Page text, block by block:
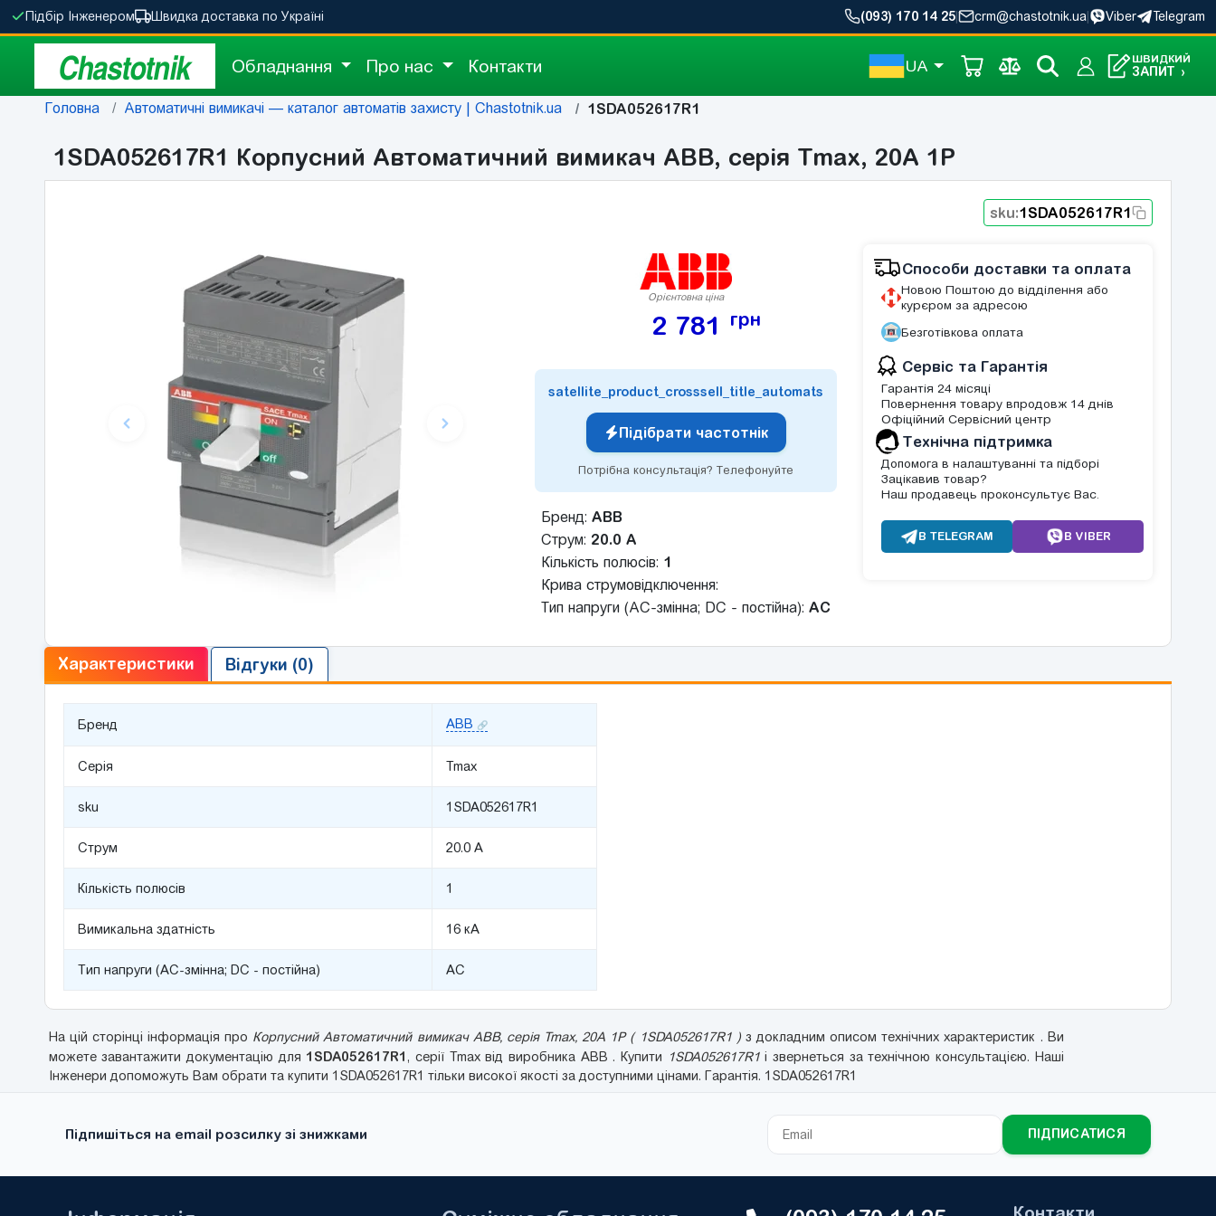
Підбір Інженером Швидка доставка по Україні (093) 170 14 25 crm@chastotnik.ua Viber Telegram
Chastotnik Обладнання Про нас Контакти UA ШВИДКИЙ
ЗАПИТ ›
Головна Автоматичні вимикачі — каталог автоматів захисту | Chastotnik.ua 1SDA052617R1
1SDA052617R1 Корпусний Автоматичний вимикач ABB, серія Tmax, 20A 1P
sku:1SDA052617R1
Орієнтовна ціна
2 781 грн
satellite_product_crosssell_title_automats
Підібрати частотнік
Потрібна консультація? Телефонуйте
Бренд:ABB
Струм: 20.0 А
Кількість полюсів: 1
Крива струмовідключення:
Тип напруги (AC-змінна; DC - постійна):AC
Способи доставки та оплата
Новою Поштою до відділення або
курєром за адресою
Безготівкова оплата
Сервіс та Гарантія
Гарантія 24 місяці
Повернення товару впродовж 14 днів
Офіційний Сервісний центр
Tехнічна підтримка
Допомога в налаштуванні та підборі
Зацікавив товар?
Наш продавець проконсультує Вас.
В TELEGRAM В VIBER
Характеристики Відгуки (0)
Бренд ABB
Серія Tmax
sku 1SDA052617R1
Струм 20.0 А
Кількість полюсів 1
Вимикальна здатність 16 кА
Тип напруги (AC-змінна; DC - постійна) AC
На цій сторінці інформація про Корпусний Автоматичний вимикач ABB, серія Tmax, 20A 1P ( 1SDA052617R1 )з докладним описом технічних характеристик . Ви
можете завантажити документацію для 1SDA052617R1 , серії Tmax від виробника ABB . Купити 1SDA052617R1і звернеться за технічною консультацією. Наші
Інженери допоможуть Вам обрати та купити 1SDA052617R1 тільки високої якості за доступними цінами. Гарантія. 1SDA052617R1
Підпишіться на email розсилку зі знижками ПІДПИСАТИСЯ